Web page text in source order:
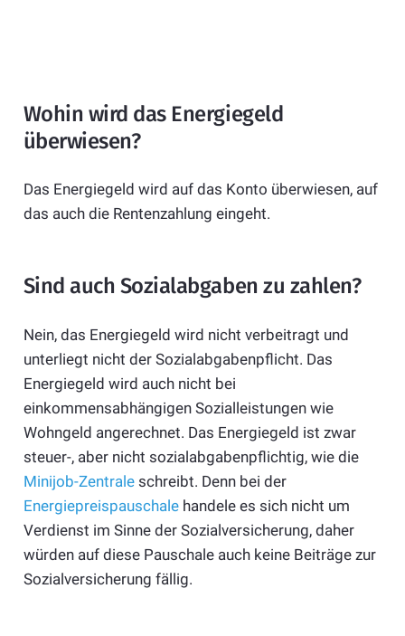
Wohin wird das Energiegeld
überwiesen?
Das Energiegeld wird auf das Konto überwiesen, auf
das auch die Rentenzahlung eingeht.
Sind auch Sozialabgaben zu zahlen?
Nein, das Energiegeld wird nicht verbeitragt und
unterliegt nicht der Sozialabgabenpflicht. Das
Energiegeld wird auch nicht bei
einkommensabhängigen Sozialleistungen wie
Wohngeld angerechnet. Das Energiegeld ist zwar
steuer-, aber nicht sozialabgabenpflichtig, wie die
Minijob-Zentraleschreibt. Denn bei der
Energiepreispauschalehandele es sich nicht um
Verdienst im Sinne der Sozialversicherung, daher
würden auf diese Pauschale auch keine Beiträge zur
Sozialversicherung fällig.